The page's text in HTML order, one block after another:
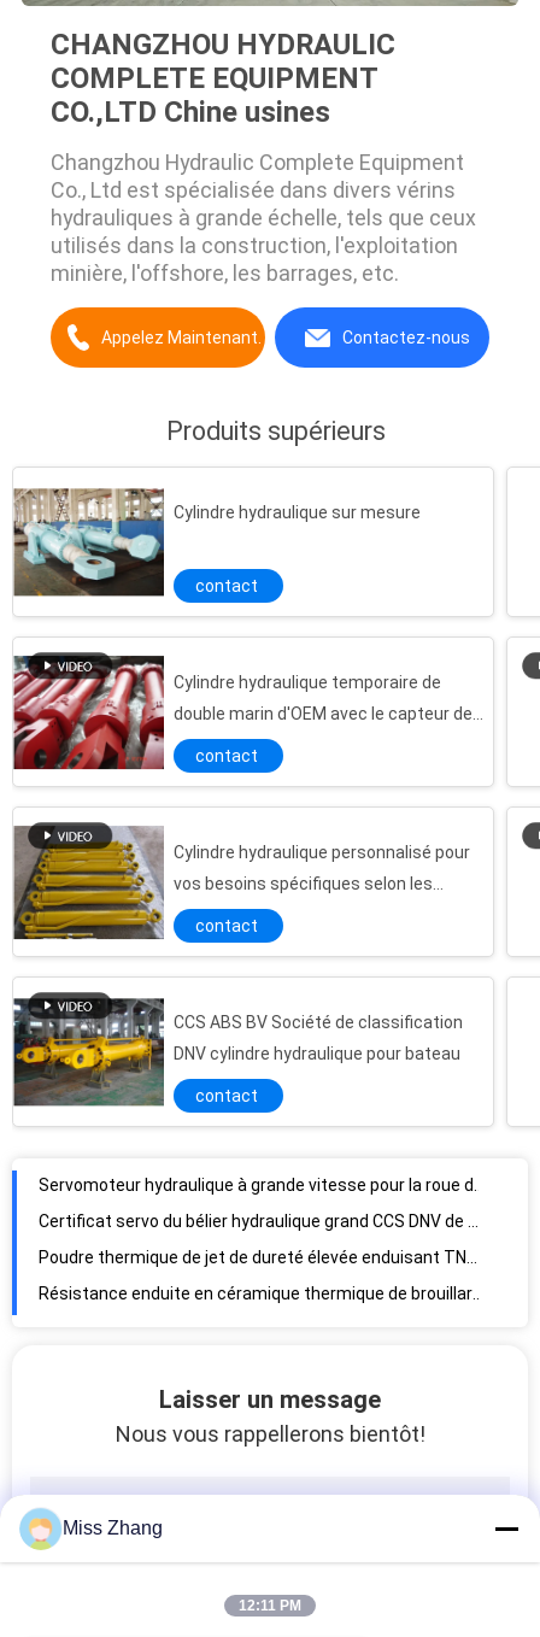
CHANGZHOU HYDRAULIC
COMPLETE EQUIPMENT
CO.,LTD Chine usines
Changzhou Hydraulic Complete Equipment
Co., Ltd est spécialisée dans divers vérins
hydrauliques à grande échelle, tels que ceux
utilisés dans la construction, l'exploitation
minière, l'offshore, les barrages, etc.
Appelez Maintenant. Contactez-nous
Produits supérieurs
Cylindre hydraulique sur mesure
contact
Cylindre hydraulique temporaire de
double marin d'OEM avec le capteur de
déplacement
contact
Cylindre hydraulique personnalisé pour
vos besoins spécifiques selon les
exigences fabricant usine
contact
CCS ABS BV Société de classification
DNV cylindre hydraulique pour bateau
contact
Cylindre hydraulique sur mesure
Moteurs servo hydrauliques d'acier inoxydable de plat de Ni/Cr avec le certificat de GV de la BV
Couple élevé de servomoteur hydraulique de gestion par ordinateur pour la turbine de l'eau
Servomoteur hydraulique à grande vitesse pour la roue d'eau/servomoteur de palette
Certificat servo du bélier hydraulique grand CCS DNV de turbine de l'eau de contrôle de vitesse
Poudre thermique de jet de dureté élevée enduisant TNOCA02.8043 résistant à l'usure
Résistance enduite en céramique thermique de brouillard de sel de revêtements de jet de tige de piston d'OEM
Laisser un message
Nous vous rappellerons bientôt!
Miss Zhang
12:11 PM